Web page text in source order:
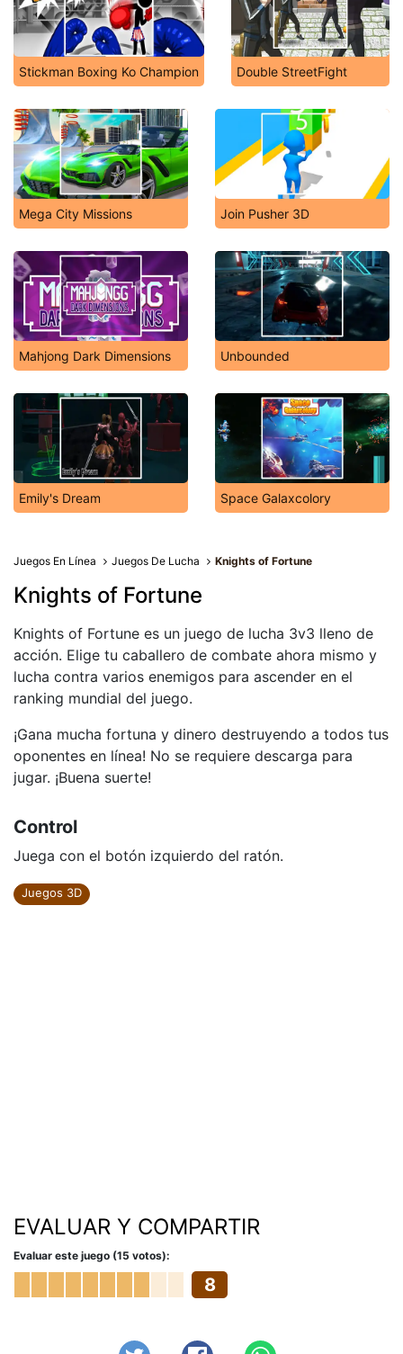
Stickman Boxing Ko Champion Double StreetFight
Mega City Missions Join Pusher 3D
Mahjong Dark Dimensions Unbounded
Emily's Dream Space Galaxcolory
Juegos En Línea Juegos De Lucha Knights of Fortune
Knights of Fortune
Knights of Fortune es un juego de lucha 3v3 lleno de
acción. Elige tu caballero de combate ahora mismo y
lucha contra varios enemigos para ascender en el
ranking mundial del juego.
¡Gana mucha fortuna y dinero destruyendo a todos tus
oponentes en línea! No se requiere descarga para
jugar. ¡Buena suerte!
Control
Juega con el botón izquierdo del ratón.
Juegos 3D
EVALUAR Y COMPARTIR
Evaluar este juego (15 votos):
8